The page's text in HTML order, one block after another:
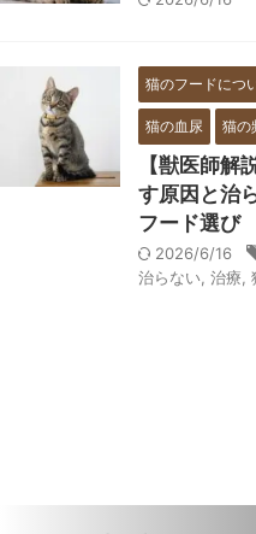
猫のフードにつ
猫の血尿 猫の
【獣医師解
す原因と治
フード選び
2026/6/16
治らない 治療